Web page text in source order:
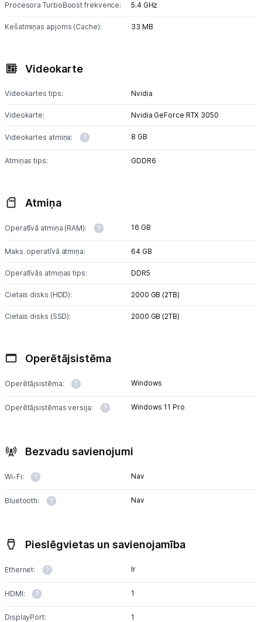
Blogs
Tehnikas izvešana
Tet pakalpojumi
Informācija
Procesora TurboBoost frekvence: 5.4 GHz
Kešatmiņas apjoms (Cache): 33 MB
Videokarte
Videokartes tips: Nvidia
Videokarte: Nvidia GeForce RTX 3050
Videokartes atmiņa: 8 GB
Atmiņas tips: GDDR6
Atmiņa
Operatīvā atmiņa (RAM): 16 GB
Maks. operatīvā atmiņa: 64 GB
Operatīvās atmiņas tips: DDR5
Cietais disks (HDD): 2000 GB (2ТB)
Cietais disks (SSD): 2000 GB (2TB)
Operētājsistēma
Operētājsistēma: Windows
Operētājsistēmas versija: Windows 11 Pro
Bezvadu savienojumi
Wi-Fi: Nav
Bluetooth: Nav
Pieslēgvietas un savienojamība
Ethernet: Ir
HDMI: 1
DisplayPort: 1